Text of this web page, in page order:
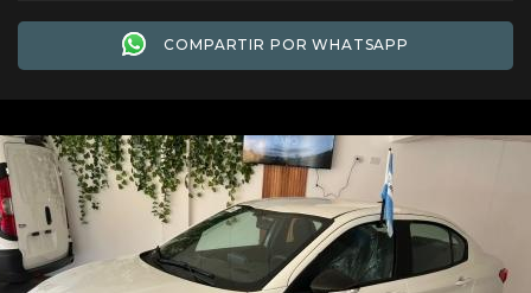
COMPARTIR POR WHATSAPP